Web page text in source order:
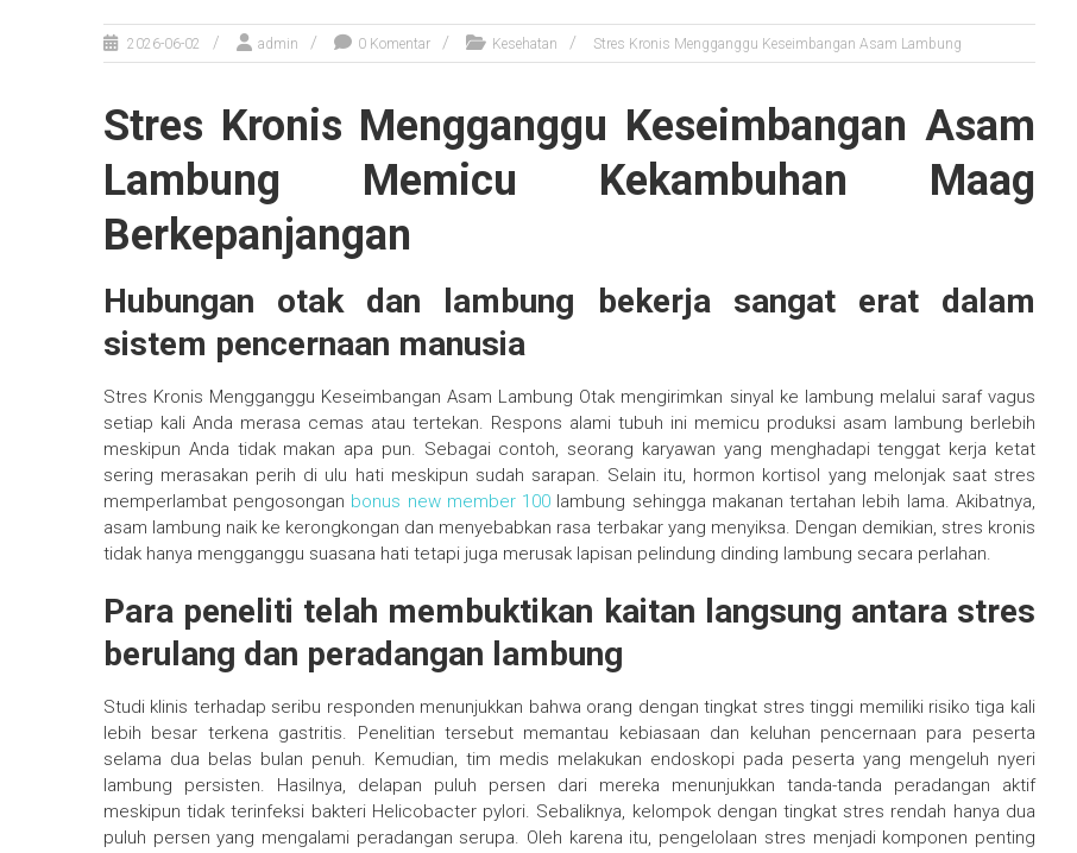
2026-06-02 admin 0 Komentar Kesehatan Stres Kronis Mengganggu Keseimbangan Asam Lambung
Stres Kronis Mengganggu Keseimbangan Asam
Lambung Memicu Kekambuhan Maag
Berkepanjangan
Hubungan otak dan lambung bekerja sangat erat dalam
sistem pencernaan manusia
Stres Kronis Mengganggu Keseimbangan Asam Lambung Otak mengirimkan sinyal ke lambung melalui saraf vagus
setiap kali Anda merasa cemas atau tertekan. Respons alami tubuh ini memicu produksi asam lambung berlebih
meskipun Anda tidak makan apa pun. Sebagai contoh, seorang karyawan yang menghadapi tenggat kerja ketat
sering merasakan perih di ulu hati meskipun sudah sarapan. Selain itu, hormon kortisol yang melonjak saat stres
memperlambat pengosongan bonus new member 100 lambung sehingga makanan tertahan lebih lama. Akibatnya,
asam lambung naik ke kerongkongan dan menyebabkan rasa terbakar yang menyiksa. Dengan demikian, stres kronis
tidak hanya mengganggu suasana hati tetapi juga merusak lapisan pelindung dinding lambung secara perlahan.
Para peneliti telah membuktikan kaitan langsung antara stres
berulang dan peradangan lambung
Studi klinis terhadap seribu responden menunjukkan bahwa orang dengan tingkat stres tinggi memiliki risiko tiga kali
lebih besar terkena gastritis. Penelitian tersebut memantau kebiasaan dan keluhan pencernaan para peserta
selama dua belas bulan penuh. Kemudian, tim medis melakukan endoskopi pada peserta yang mengeluh nyeri
lambung persisten. Hasilnya, delapan puluh persen dari mereka menunjukkan tanda-tanda peradangan aktif
meskipun tidak terinfeksi bakteri Helicobacter pylori. Sebaliknya, kelompok dengan tingkat stres rendah hanya dua
puluh persen yang mengalami peradangan serupa. Oleh karena itu, pengelolaan stres menjadi komponen penting